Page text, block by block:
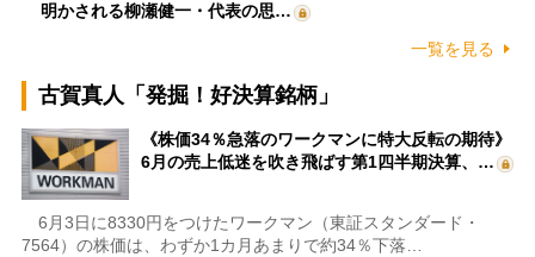
明かされる柳瀬健一・代表の思…
一覧を見る
古賀真人「発掘！好決算銘柄」
《株価34％急落のワークマンに特大反転の期待》
6月の売上低迷を吹き飛ばす第1四半期決算、…
6月3日に8330円をつけたワークマン（東証スタンダード・
7564）の株価は、わずか1カ月あまりで約34％下落…